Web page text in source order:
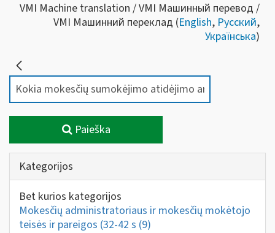
VMI Machine translation / VMI Машинный перевод /
VMI Машинний переклад (English, Русский,
Українська)
Paieška
Kategorijos
Bet kurios kategorijos
Mokesčių administratoriaus ir mokesčių mokėtojo
teisės ir pareigos (32-42 s (9)